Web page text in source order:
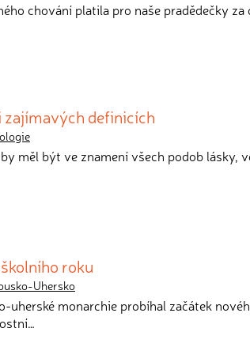
chování platila pro naše pradědečky za
zajímavých definicích
měl být ve znamení všech podob lásky,
roku
Uhersko
uherské monarchie probíhal začátek